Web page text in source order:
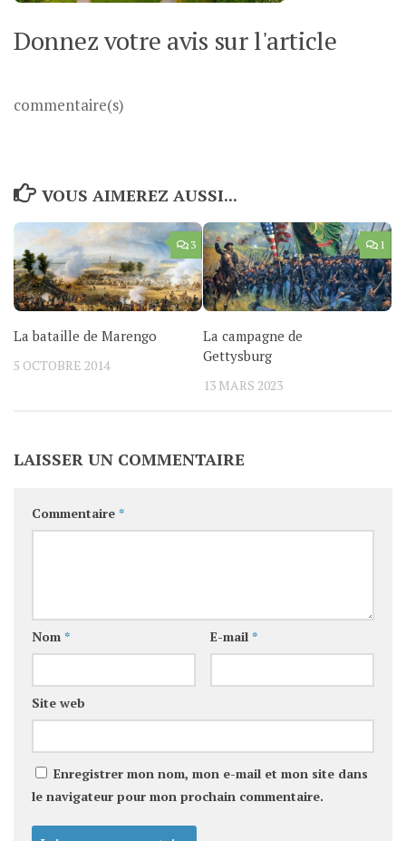
Donnez votre avis sur l'article
commentaire(s)
VOUS AIMEREZ AUSSI...
3
La bataille de Marengo
5 OCTOBRE 2014
1
La campagne de
Gettysburg
13 MARS 2023
LAISSER UN COMMENTAIRE
Commentaire *
Nom * E-mail *
Site web
Enregistrer mon nom, mon e-mail et mon site dans
le navigateur pour mon prochain commentaire.